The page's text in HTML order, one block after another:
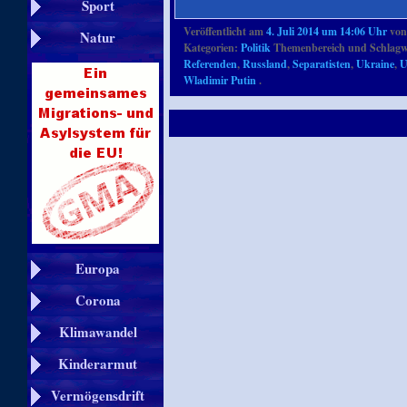
Sport
Natur
Europa
Corona
Klimawandel
Kinderarmut
Vermögensdrift
Veröffentlicht am4. Juli 2014 um 14:06 Uhr
Kategorien:PolitikThemenbereich und
Referenden,Russland,Separatisten,Ukraine,
Wladimir Putin.